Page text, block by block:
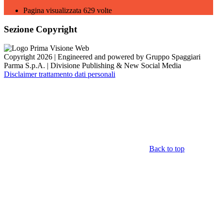
Pagina visualizzata 629 volte
Sezione Copyright
Copyright 2026 | Engineered and powered by Gruppo Spaggiari
Parma S.p.A. | Divisione Publishing & New Social Media
Disclaimer trattamento dati personali
Back to top